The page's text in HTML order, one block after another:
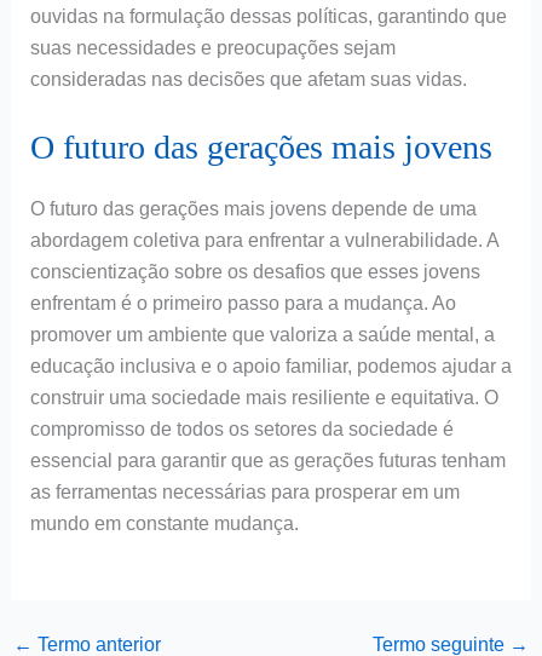
ouvidas na formulação dessas políticas, garantindo que
suas necessidades e preocupações sejam
consideradas nas decisões que afetam suas vidas.
O futuro das gerações mais jovens
O futuro das gerações mais jovens depende de uma
abordagem coletiva para enfrentar a vulnerabilidade. A
conscientização sobre os desafios que esses jovens
enfrentam é o primeiro passo para a mudança. Ao
promover um ambiente que valoriza a saúde mental, a
educação inclusiva e o apoio familiar, podemos ajudar a
construir uma sociedade mais resiliente e equitativa. O
compromisso de todos os setores da sociedade é
essencial para garantir que as gerações futuras tenham
as ferramentas necessárias para prosperar em um
mundo em constante mudança.
← Termo anterior Termo seguinte →